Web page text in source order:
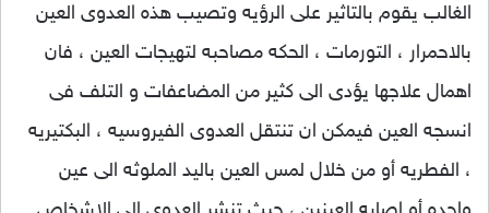
الغالب يقوم بالتاثير على الرؤيه وتصيب هذه العدوى العين
بالاحمرار ، التورمات ، الحكه مصاحبه لتهيجات العين ، فان
اهمال علاجها يؤدى الى كثير من المضاعفات و التلف فى
انسجه العين فيمكن ان تنتقل العدوى الفيروسيه ، البكتيريه
، الفطريه أو من خلال لمس العين باليد الملوثه الى عين